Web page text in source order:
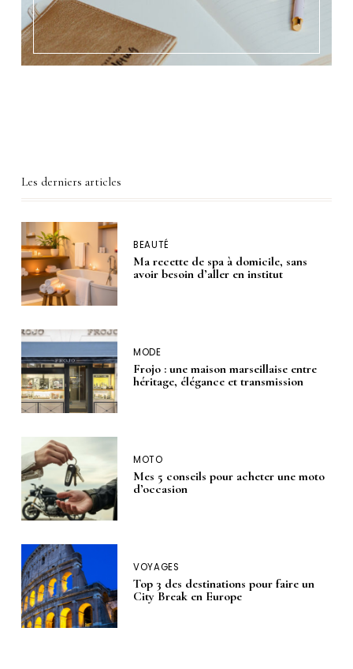
Les derniers articles
BEAUTÉ
Ma recette de spa à domicile, sans
avoir besoin d’aller en institut
MODE
Frojo : une maison marseillaise entre
héritage, élégance et transmission
MOTO
Mes 5 conseils pour acheter une moto
d’occasion
VOYAGES
Top 3 des destinations pour faire un
City Break en Europe